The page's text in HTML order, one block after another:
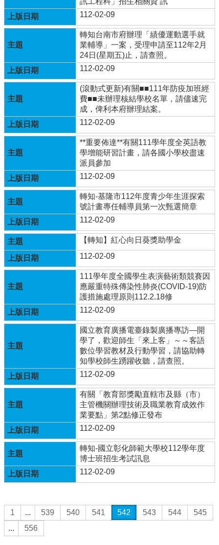
(臉
書)
廣
興
國
小
附
幼
園
臉
首
頁
網
站
導
覽
雲
林
教
網
114
全
動
會
雲
網
站
資
料
開
告
私
112-02-09
轉知台南市府辦理「績優運動選手就
業輔導」一案，受理申請至112年2月
24日(星期五)止，請查照。
112-02-09
(滾動式更新)有關■■111年防疫加班經
費■■未辦理核結學校名單，請儘速完
成，俾利本府辦理結案。
112-02-09
**重要佈達**有關111學年度全英語教
學增能研習計畫，請各國小學校盡速
派員參加
112-02-09
轉知-基隆市112年度青少年生涯探索
號計畫專任輔導員第一次甄選簡章
112-02-09
【轉知】紅心向日葵獎助學金
112-02-09
111學年度全國學生表演藝術類競賽因
應嚴重特殊傳染性肺炎(COVID-19)防
護措施處理原則112.2.18修
112-02-09
國立教育廣播電臺錄製廣播專訪—開
學了，歡迎師生「來上客」～～客語
數位學習教材及行動學習，請協助轉
知學校師生踴躍收聽，請查照。
112-02-09
有關「教育部獎勵直轄市及縣（市）
主管機關辦理技術及職業教育成效作
業要點」第2點修正發布
112-02-09
轉知-國立彰化師範大學校112學年度
博士班招生考試訊息
112-02-09
1 ... 539 540 541 542 543 544
545
...
556